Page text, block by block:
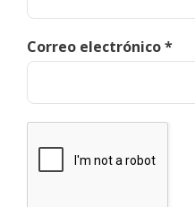
Correo electrónico*